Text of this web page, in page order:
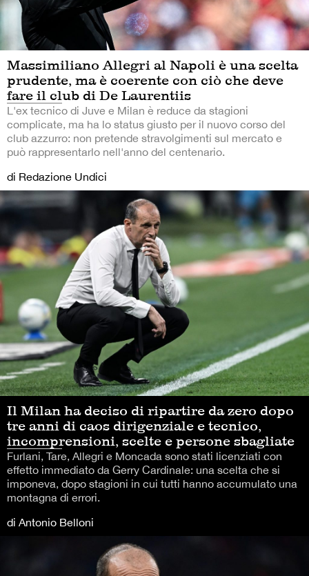
Massimiliano Allegri al Napoli è una scelta
prudente, ma è coerente con ciò che deve
fare il club di De Laurentiis
L'ex tecnico di Juve e Milan è reduce da stagioni
complicate, ma ha lo status giusto per il nuovo corso del
club azzurro: non pretende stravolgimenti sul mercato e
può rappresentarlo nell'anno del centenario.
di Redazione Undici
Il Milan ha deciso di ripartire da zero dopo
tre anni di caos dirigenziale e tecnico,
incomprensioni, scelte e persone sbagliate
Furlani, Tare, Allegri e Moncada sono stati licenziati con
effetto immediato da Gerry Cardinale: una scelta che si
imponeva, dopo stagioni in cui tutti hanno accumulato una
montagna di errori.
di Antonio Belloni